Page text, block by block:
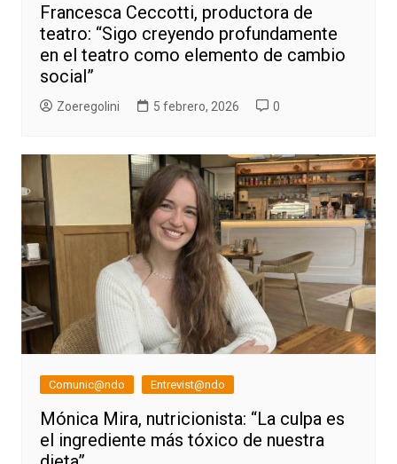
Francesca Ceccotti, productora de
teatro: “Sigo creyendo profundamente
en el teatro como elemento de cambio
social”
Zoeregolini 5 febrero, 2026 0
Comunic@ndo Entrevist@ndo
Mónica Mira, nutricionista: “La culpa es
el ingrediente más tóxico de nuestra